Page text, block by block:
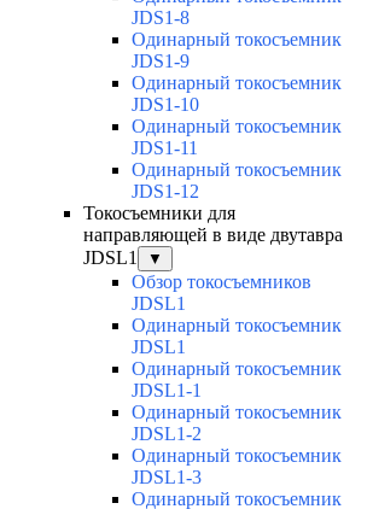
JDS1-8
Одинарный токосъемник
JDS1-9
Одинарный токосъемник
JDS1-10
Одинарный токосъемник
JDS1-11
Одинарный токосъемник
JDS1-12
Токосъемники для
направляющей в виде двутавра
JDSL1
▼
Обзор токосъемников
JDSL1
Одинарный токосъемник
JDSL1
Одинарный токосъемник
JDSL1-1
Одинарный токосъемник
JDSL1-2
Одинарный токосъемник
JDSL1-3
Одинарный токосъемник